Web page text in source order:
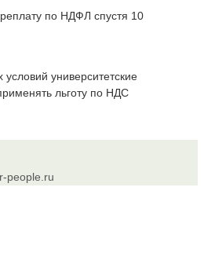
по НДФЛ спустя 10
университетские
льготу по НДС
people.ru